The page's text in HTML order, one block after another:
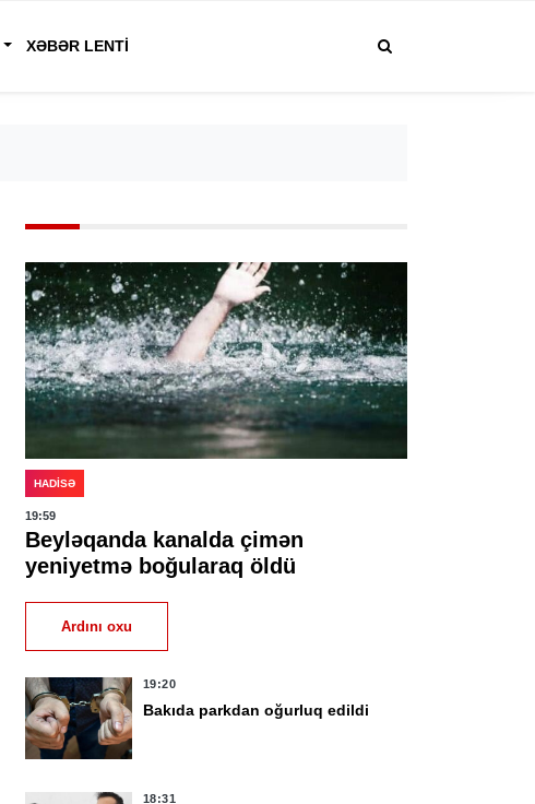
XƏBƏR LENTI
HADISƏ
19:59
Beyləqanda kanalda çimən
yeniyetmə boğularaq öldü
Ardını oxu
19:20
Bakıda parkdan oğurluq edildi
18:31